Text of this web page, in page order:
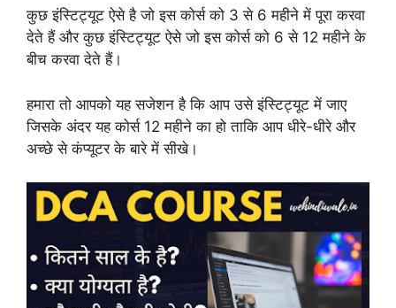
कुछ इंस्टिट्यूट ऐसे है जो इस कोर्स को 3 से 6 महीने में पूरा करवा
देते हैं और कुछ इंस्टिट्यूट ऐसे जो इस कोर्स को 6 से 12 महीने के
बीच करवा देते हैं।
हमारा तो आपको यह सजेशन है कि आप उसे इंस्टिट्यूट में जाए
जिसके अंदर यह कोर्स 12 महीने का हो ताकि आप धीरे-धीरे और
अच्छे से कंप्यूटर के बारे में सीखे।